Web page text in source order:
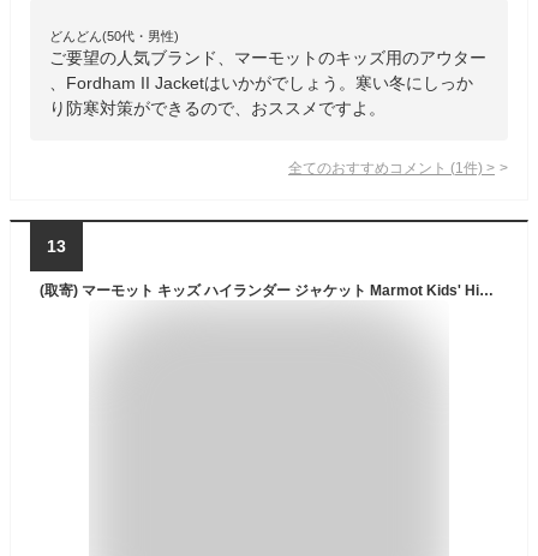
どんどん(50代・男性)
ご要望の人気ブランド、マーモットのキッズ用のアウター
、Fordham II Jacketはいかがでしょう。寒い冬にしっか
り防寒対策ができるので、おススメですよ。
全てのおすすめコメント (1 件) >
13
(取寄) マーモット キッズ ハイランダー ジャケット Marmot Kids' Highlander Jacket Dark Azure / Foliage